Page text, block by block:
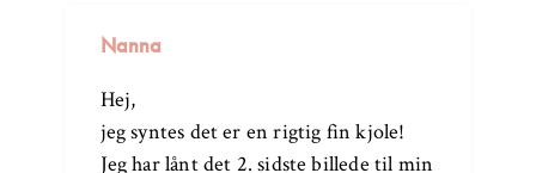
Nanna
Hej,
jeg syntes det er en rigtig fin kjole!
Jeg har lånt det 2. sidste billede til min